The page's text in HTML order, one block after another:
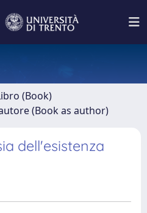
(Book)
(Book as author)
dell'esistenza